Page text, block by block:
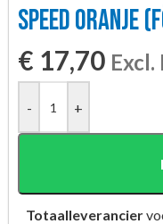
SPEED ORANJE
€ 17,70
- +
Totaalleverancier